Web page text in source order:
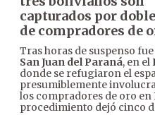
capturados por
de compradores de
Tras horas de suspenso
San Juan del Paraná, en el
donde se refugiaron el
presumiblemente
los compradores de oro en
procedimiento dejó cinco